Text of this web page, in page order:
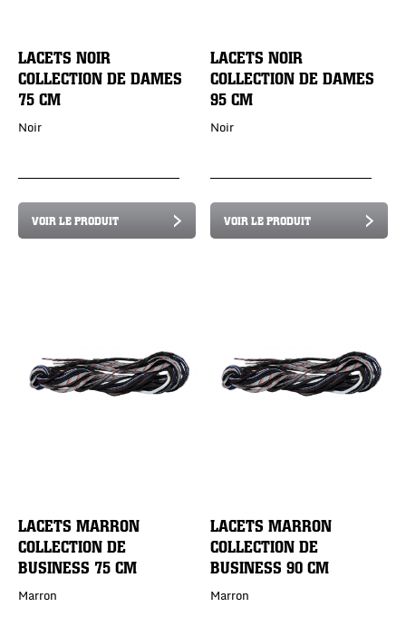
LACETS NOIR
COLLECTION DE DAMES
75 CM
Noir
VOIR LE PRODUIT
LACETS NOIR
COLLECTION DE DAMES
95 CM
Noir
VOIR LE PRODUIT
LACETS MARRON
COLLECTION DE
BUSINESS 75 CM
Marron
LACETS MARRON
COLLECTION DE
BUSINESS 90 CM
Marron